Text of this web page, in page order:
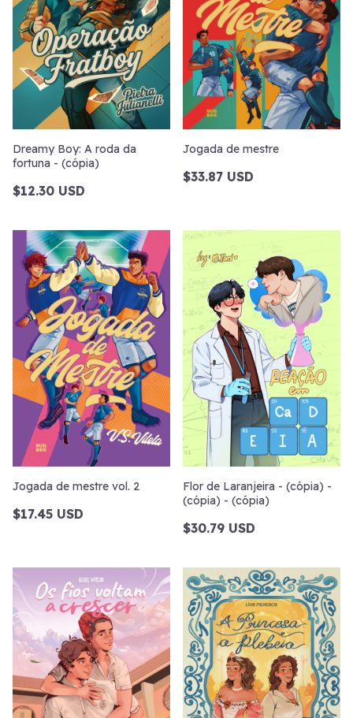
Dreamy Boy: A roda da
fortuna - (cópia)
$12.30 USD
Jogada de mestre
$33.87 USD
Jogada de mestre vol. 2
$17.45 USD
Flor de Laranjeira - (cópia) -
(cópia) - (cópia)
$30.79 USD